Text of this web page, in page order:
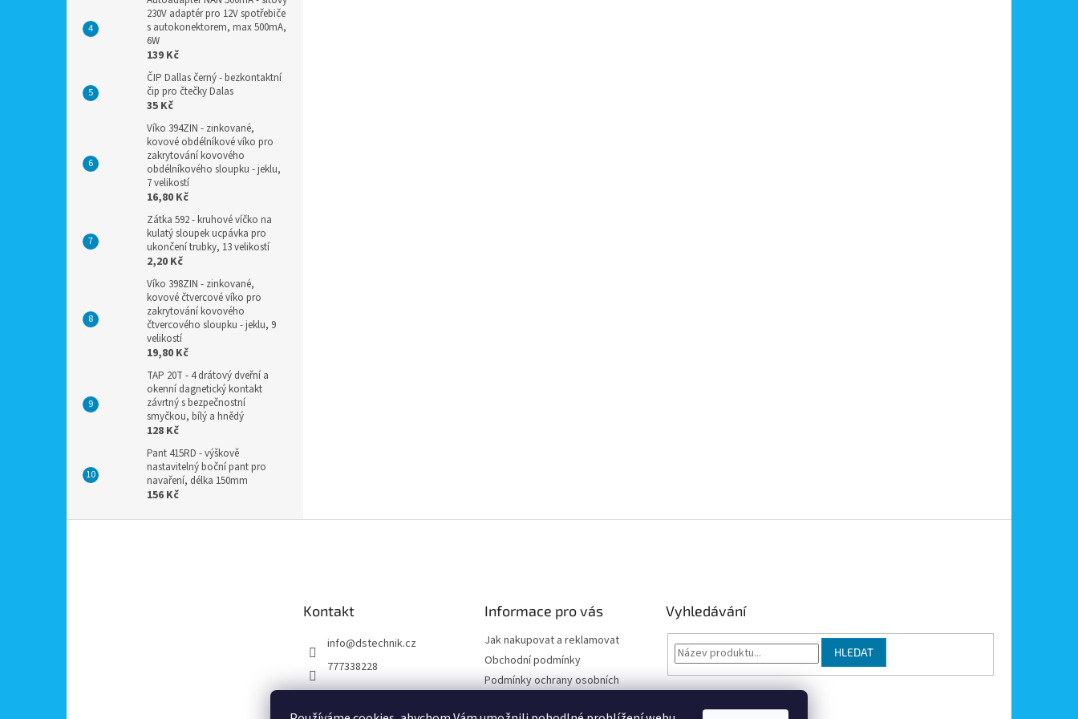
230V adaptér pro 12V spotřebiče
s autokonektorem, max 500mA,
6W
139 Kč
ČIP Dallas černý - bezkontaktní
čip pro čtečky Dalas
35 Kč
Víko 394ZIN - zinkované,
kovové obdélníkové víko pro
zakrytování kovového
obdélníkového sloupku - jeklu,
7 velikostí
16,80 Kč
Zátka 592 - kruhové víčko na
kulatý sloupek ucpávka pro
ukončení trubky, 13 velikostí
2,20 Kč
Víko 398ZIN - zinkované,
kovové čtvercové víko pro
zakrytování kovového
čtvercového sloupku - jeklu, 9
velikostí
19,80 Kč
TAP 20T - 4 drátový dveřní a
okenní dagnetický kontakt
závrtný s bezpečnostní
smyčkou, bílý a hnědý
128 Kč
Pant 415RD - výškově
nastavitelný boční pant pro
navaření, délka 150mm
156 Kč
Kontakt
info@dstechnik.cz
777338228
Informace pro vás
Jak nakupovat a reklamovat
Obchodní podmínky
Podmínky ochrany osobních
Kontakty
Vyhledávání
HLEDAT